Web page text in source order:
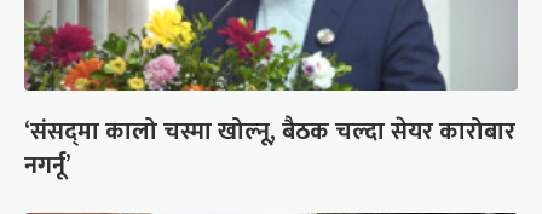
‘संसद्‍मा कालो चस्मा खोल्नू, बैठक चल्दा सेयर कारोबार
नगर्नू’